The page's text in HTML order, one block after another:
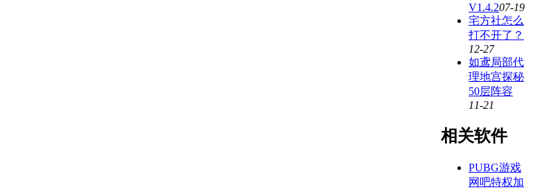
V1.4.207-19
宅方社怎么
打不开了？
12-27
如鸢局部代
理地宫探秘
50层阵容
11-21
相关软件
PUBG游戏
网吧特权加